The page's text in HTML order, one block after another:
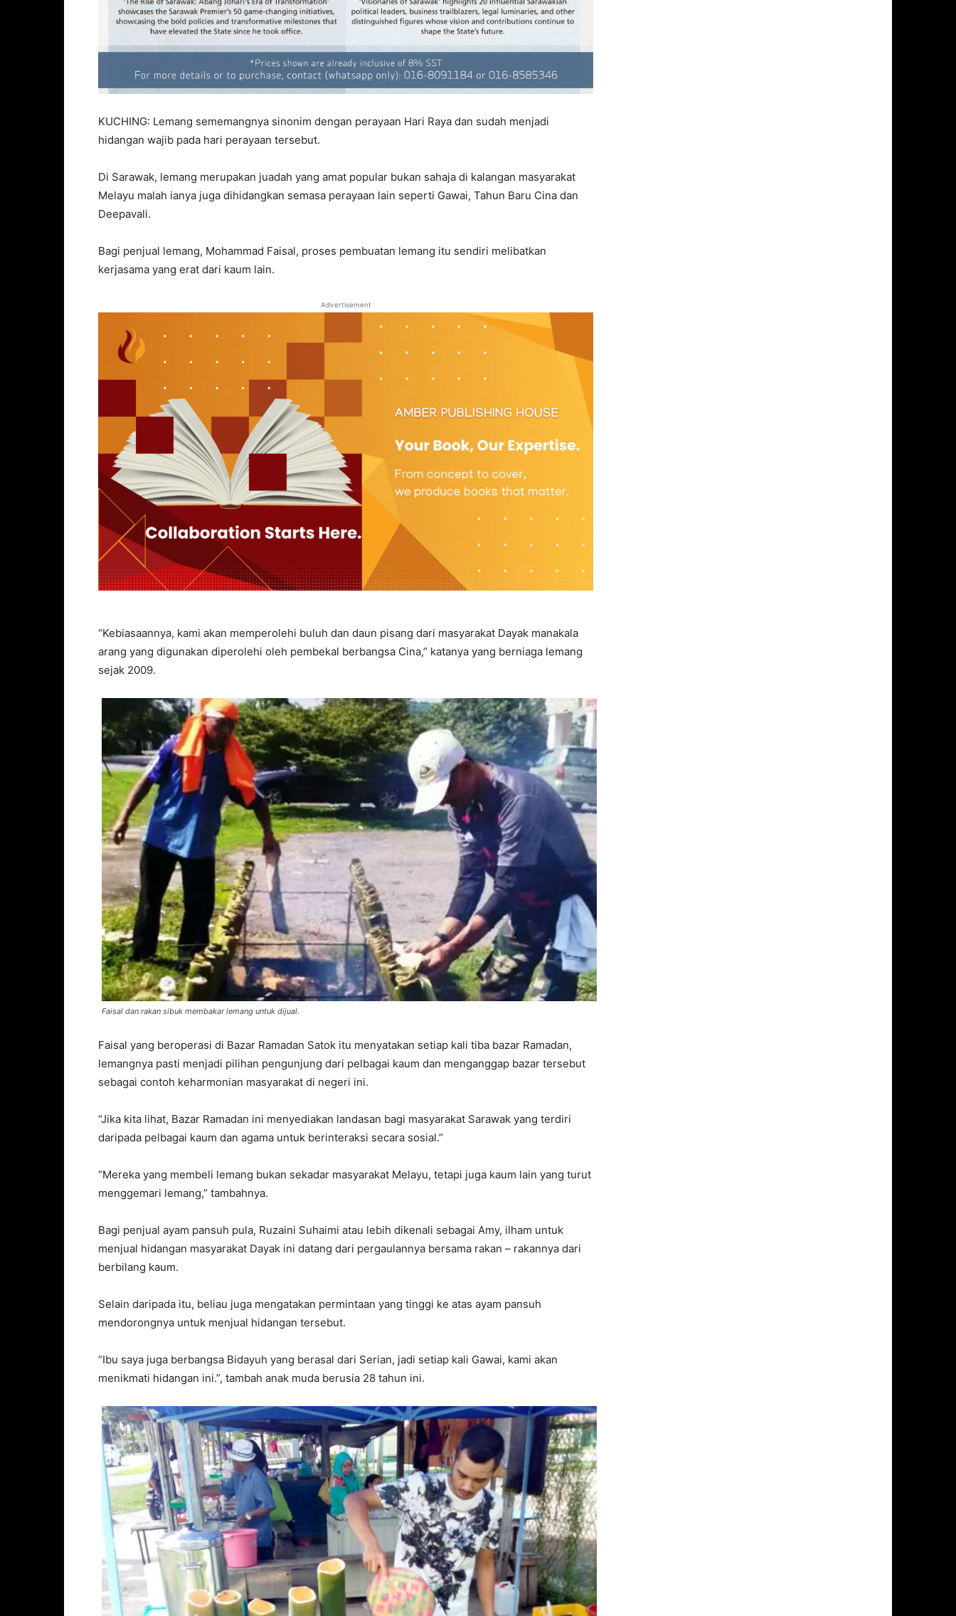
KUCHING: Lemang sememangnya sinonim dengan perayaan Hari Raya dan sudah menjadi
hidangan wajib pada hari perayaan tersebut.
Di Sarawak, lemang merupakan juadah yang amat popular bukan sahaja di kalangan masyarakat
Melayu malah ianya juga dihidangkan semasa perayaan lain seperti Gawai, Tahun Baru Cina dan
Deepavali.
Bagi penjual lemang, Mohammad Faisal, proses pembuatan lemang itu sendiri melibatkan
kerjasama yang erat dari kaum lain.
Advertisement
“Kebiasaannya, kami akan memperolehi buluh dan daun pisang dari masyarakat Dayak manakala
arang yang digunakan diperolehi oleh pembekal berbangsa Cina,” katanya yang berniaga lemang
sejak 2009.
Faisal dan rakan sibuk membakar lemang untuk dijual.
Faisal yang beroperasi di Bazar Ramadan Satok itu menyatakan setiap kali tiba bazar Ramadan,
lemangnya pasti menjadi pilihan pengunjung dari pelbagai kaum dan menganggap bazar tersebut
sebagai contoh keharmonian masyarakat di negeri ini.
“Jika kita lihat, Bazar Ramadan ini menyediakan landasan bagi masyarakat Sarawak yang terdiri
daripada pelbagai kaum dan agama untuk berinteraksi secara sosial.”
“Mereka yang membeli lemang bukan sekadar masyarakat Melayu, tetapi juga kaum lain yang turut
menggemari lemang,” tambahnya.
Bagi penjual ayam pansuh pula, Ruzaini Suhaimi atau lebih dikenali sebagai Amy, ilham untuk
menjual hidangan masyarakat Dayak ini datang dari pergaulannya bersama rakan – rakannya dari
berbilang kaum.
Selain daripada itu, beliau juga mengatakan permintaan yang tinggi ke atas ayam pansuh
mendorongnya untuk menjual hidangan tersebut.
“Ibu saya juga berbangsa Bidayuh yang berasal dari Serian, jadi setiap kali Gawai, kami akan
menikmati hidangan ini.”, tambah anak muda berusia 28 tahun ini.